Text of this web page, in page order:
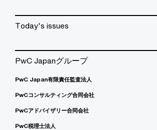
Today's issues
PwC Japanグループ
PwC Japan有限責任監査法人
PwCコンサルティング合同会社
PwCアドバイザリー合同会社
PwC税理士法人